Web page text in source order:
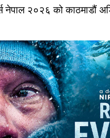
नेपाल २०२६ को काठमाडौं